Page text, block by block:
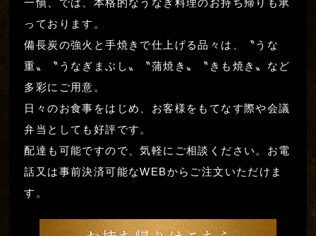
っております。
備長炭の強火と手焼きで仕上げる品々は、〝うな
重〟〝うなぎまぶし〟〝蒲焼き〟〝きも焼き〟など
多彩にご用意。
日々のお食事をはじめ、お客様をもてなす際や会議
弁当としても好評です。
配達も可能ですので、気軽にご相談ください。お電
話又は事前決済可能なWEBからご注文いただけま
す。